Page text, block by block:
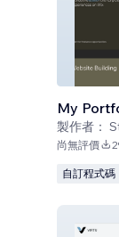
My
製作者：
尚無評價
自訂程式碼